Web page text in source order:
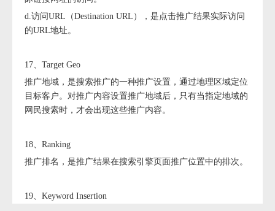
d.访问URL（Destination URL），是点击推广结果实际访问
的URL地址。
17、Target Geo
推广地域，是搜索推广的一种推广设置，通过地理区域定位
目标客户。对推广内容设置推广地域后，只有当指定地域的
网民搜索时，才会出现这些推广内容。
18、Ranking
推广排名，是推广结果在搜索引擎页面推广位置中的排次。
19、Keyword Insertion